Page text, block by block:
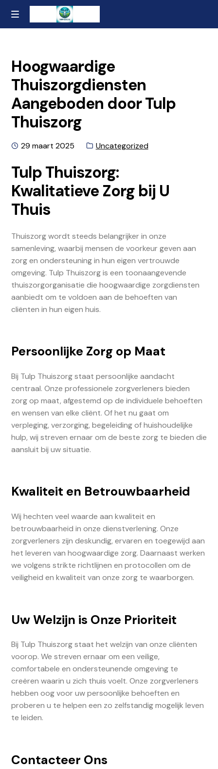
Ga
naar
Naar
de
MENU
Contact
Over ons
Privacybeleid en Algemene Voorwaarden
Hoogwaardige
Thuiszorgdiensten
Aangeboden door Tulp
Thuiszorg
Geplaatst
29 maart 2025 Categorie:
Uncategorized
Tulp Thuiszorg:
Kwalitatieve Zorg bij U
Thuis
Thuiszorg wordt steeds belangrijker in onze
samenleving, waarbij mensen de voorkeur geven aan
zorg en ondersteuning in hun eigen vertrouwde
omgeving. Tulp Thuiszorg is een toonaangevende
thuiszorgorganisatie die hoogwaardige zorgdiensten
aanbiedt om te voldoen aan de behoeften van
cliënten in hun eigen huis.
Persoonlijke Zorg op Maat
Bij Tulp Thuiszorg staat persoonlijke aandacht
centraal. Onze professionele zorgverleners bieden
zorg op maat, afgestemd op de individuele behoeften
en wensen van elke cliënt. Of het nu gaat om
verpleging, verzorging, begeleiding of huishoudelijke
hulp, wij streven ernaar om de beste zorg te bieden die
aansluit bij uw situatie.
Kwaliteit en Betrouwbaarheid
Wij hechten veel waarde aan kwaliteit en
betrouwbaarheid in onze dienstverlening. Onze
zorgverleners zijn deskundig, ervaren en toegewijd aan
het leveren van hoogwaardige zorg. Daarnaast werken
we volgens strikte richtlijnen en protocollen om de
veiligheid en kwaliteit van onze zorg te waarborgen.
Uw Welzijn is Onze Prioriteit
Bij Tulp Thuiszorg staat het welzijn van onze cliënten
voorop. We streven ernaar om een veilige,
comfortabele en ondersteunende omgeving te
creëren waarin u zich thuis voelt. Onze zorgverleners
hebben oog voor uw persoonlijke behoeften en
proberen u te helpen een zo zelfstandig mogelijk leven
te leiden.
Contacteer Ons